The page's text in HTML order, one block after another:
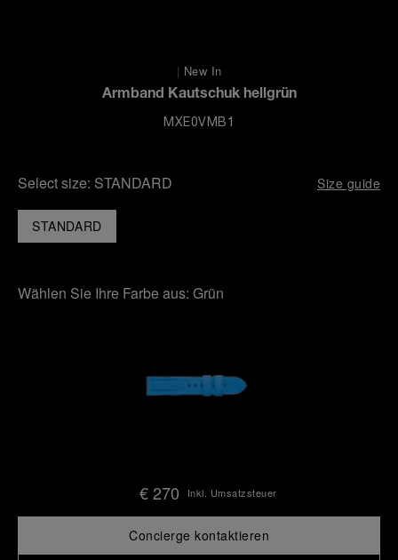
| New In
Armband Kautschuk hellgrün
MXE0VMB1
Select size: STANDARD Size guide
STANDARD
Wählen Sie Ihre Farbe aus: Grün
€ 270 Inkl. Umsatzsteuer
Concierge kontaktieren